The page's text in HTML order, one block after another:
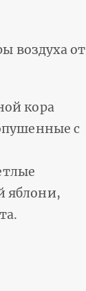
воздуха от
кора
с
яблони,